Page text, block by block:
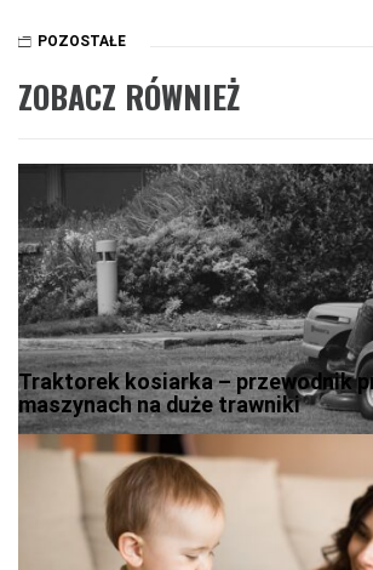
POZOSTAŁE
ZOBACZ RÓWNIEŻ
Traktorek kosiarka – przewodnik
maszynach na duże trawniki